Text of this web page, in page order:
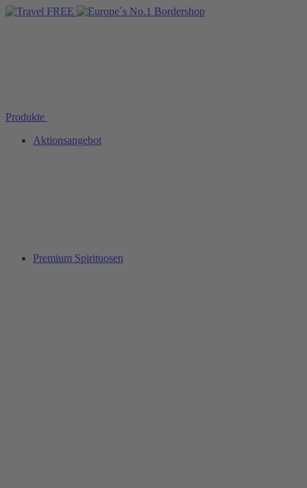
Produkte
Aktionsangebot
Premium Spirituosen